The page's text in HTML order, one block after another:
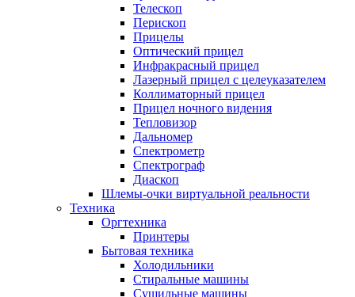
Телескоп
Перископ
Прицелы
Оптический прицел
Инфракрасный прицел
Лазерный прицел с целеуказателем
Коллиматорный прицел
Прицел ночного видения
Тепловизор
Дальномер
Спектрометр
Спектрограф
Диаскоп
Шлемы-очки виртуальной реальности
Техника
Оргтехника
Принтеры
Бытовая техника
Холодильники
Стиральные машины
Сушильные машины